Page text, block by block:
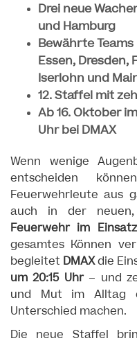
Drei neue
und Hamburg
Bewährte
Essen, Dresden,
Iserlohn und
12. Staffel mit
Ab 16. Oktober
Uhr bei DMAX
Wenn wenige
entscheiden
Feuerwehrleute aus
auch in der
Feuerwehr im
gesamtes Können
begleitet DMAXdie
um 20:15 Uhr– und
und Mut im Alltag
Unterschied machen.
Die neue Staffel